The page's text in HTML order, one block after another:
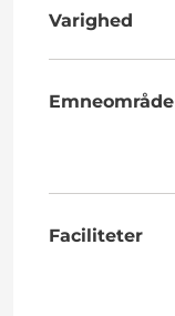
Varighed
Emneområde
Faciliteter